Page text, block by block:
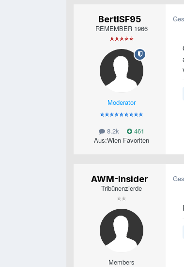
BertlSF95
REMEMBER 1966
Moderator
8.2k
461
Aus:Wien-Favoriten
AWM-Insider
Tribünenzierde
Members